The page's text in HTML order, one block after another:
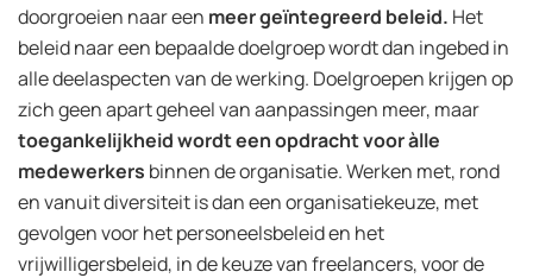
doorgroeien naar een meer geïntegreerd beleid. Het
beleid naar een bepaalde doelgroep wordt dan ingebed in
alle deelaspecten van de werking. Doelgroepen krijgen op
zich geen apart geheel van aanpassingen meer, maar
toegankelijkheid wordt een opdracht voor àlle
medewerkers binnen de organisatie. Werken met, rond
en vanuit diversiteit is dan een organisatiekeuze, met
gevolgen voor het personeelsbeleid en het
vrijwilligersbeleid, in de keuze van freelancers, voor de